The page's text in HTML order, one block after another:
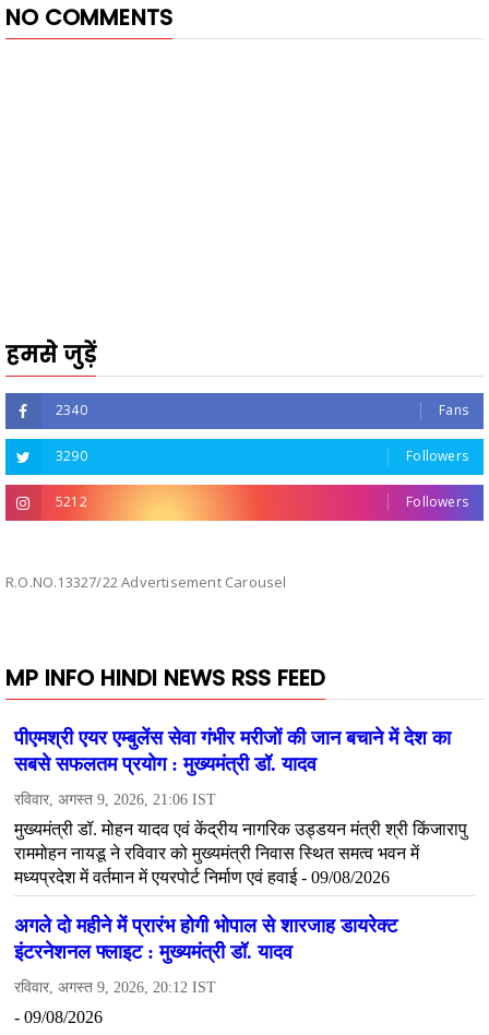
NO COMMENTS
हमसे जुड़ें
2340 Fans
3290 Followers
5212 Followers
R.O.NO.13327/22 Advertisement Carousel
MP INFO HINDI NEWS RSS FEED